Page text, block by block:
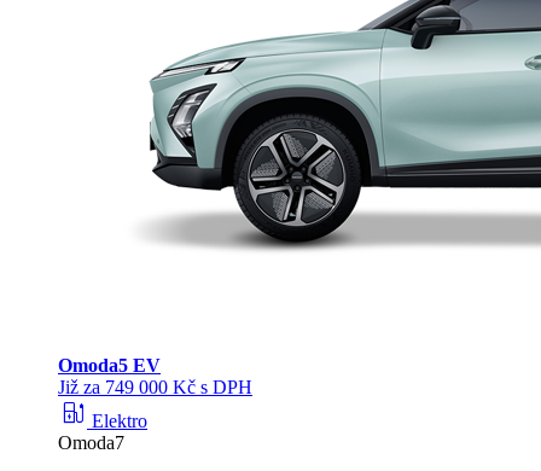
Omoda5 EV
Již za 749 000 Kč s DPH
ev_station Elektro
Omoda7